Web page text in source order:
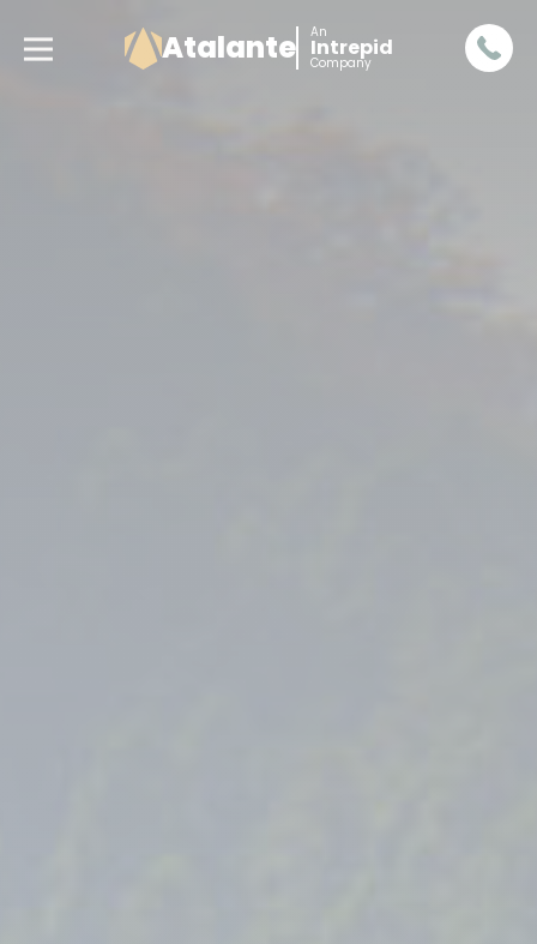
Atalante An
Intrepid
Company